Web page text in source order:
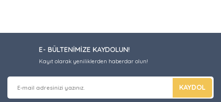
E- BÜLTENİMİZE KAYDOLUN!
Kayıt olarak yeniliklerden haberdar olun!
KAYDOL